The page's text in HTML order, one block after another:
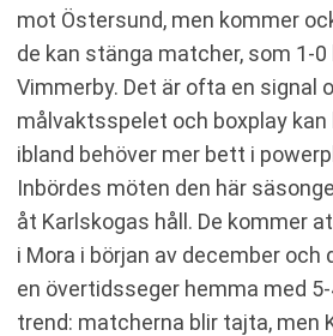
mot Östersund, men kommer
de kan stänga matcher, som 1-
Vimmerby. Det är ofta en signal
målvaktsspelet och boxplay kan
ibland behöver mer bett i
Inbördes möten den här
åt Karlskogas håll. De kommer
i Mora i början av december
en övertidsseger hemma med
trend: matcherna blir tajta, men